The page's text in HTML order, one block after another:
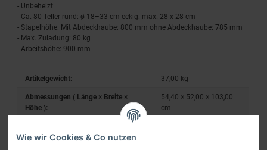
- Unbeheizt
- Ca. 80 Teller rund: ø 18–33 cm eckig: max. 28 x 28 cm
- Stapelhöhe: Mit Abdeckhaube: 800 mm ohne Abdeckhaube: 785 mm
- Max. Zuladung: 80 kg
- Arbeitshöhe: 900 mm
Artikelgewicht: 37,00 kg
Abmessungen ( Länge × Breite ×
Höhe ):
54,40 × 52,00 × 103,00
cm
Wie wir Cookies & Co nutzen